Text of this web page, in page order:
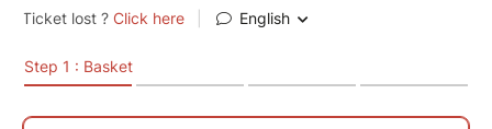
notre quotidien. ⭐️
mieux revenir dans son incarnation avec sa